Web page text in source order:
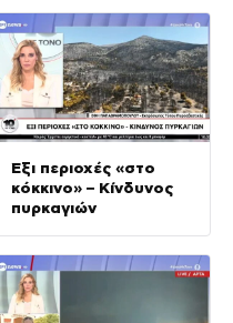
Έξι περιοχές «στο
κόκκινο» – Κίνδυνος
πυρκαγιών